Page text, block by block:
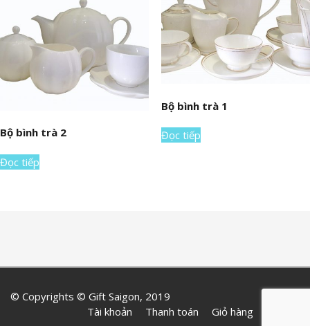
Bộ bình trà 2
Đọc tiếp
Bộ bình trà 1
Đọc tiếp
© Copyrights © Gift Saigon, 2019
Tài khoản
Thanh toán Giỏ hàng